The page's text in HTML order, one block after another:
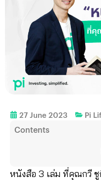
27 June 2023 Pi
Contents
หนังสือ 3 เล่ม ที่คุณกวี